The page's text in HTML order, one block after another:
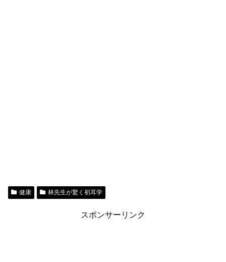
健康 林先生が驚く初耳学
スポンサーリンク